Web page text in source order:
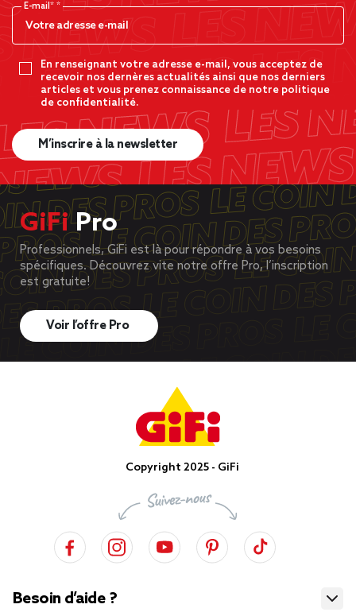
E-mail*
En renseignant votre adresse e-mail, vous acceptez de
recevoir nos dernères actualités ainsi que nos derniers
articles et vous prenez connaissance de notre politique
de confidentialité.
M’inscrire à la newsletter
GiFiPro
Professionnels, GiFi est là pour répondre à vos besoins
spécifiques. Découvrez vite notre offre Pro, l’inscription
est gratuite!
Voir l’offre Pro
Copyright 2025 - GiFi
Besoin d’aide ?